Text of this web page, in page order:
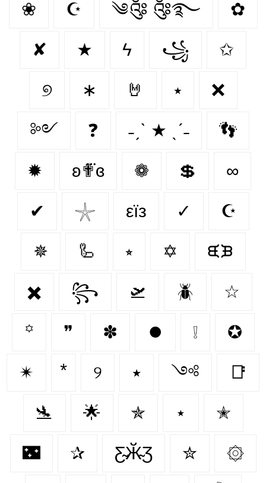
❀ ☪ ༄༂ ༂࿐ ✿
✘ ★ ϟ ꧁ ✩
୭ ∗ 🤘 ⭑ ❌
༻ ❓ ˗ˏˋ ★ ˎˊ˗ 👣
✹ ʚ✟⃛ɞ ❁ 💲 ∞
✔ 𓇼 εїз ✓ ☪️
✵ 🦾 ⭒ ✡ ᙙᙖ
✖️ ꧂ 🛫 🪲 ☆
꙳ ❞ ✽ ⏺️ ❕ ✪
✴ ୨ ٭ ༺ 📑
🛬 🌟 ✯ ⋆ ✭
🌃 ✰ Ƹ̴Ӂ̴Ʒ ✮ ۞